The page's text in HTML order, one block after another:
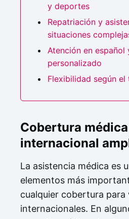
y deportes
Repatriación y
situaciones
Atención en
personalizado
Flexibilidad según
Cobertura médica
internacional
La asistencia médica es
elementos más
cualquier cobertura para
internacionales. En